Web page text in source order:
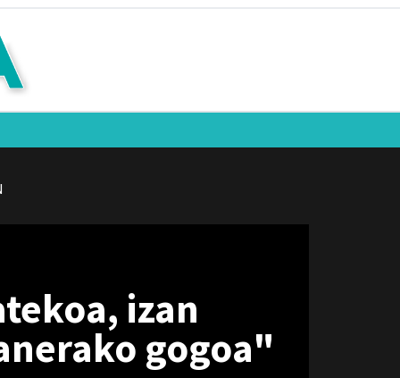
izan
gogoa"